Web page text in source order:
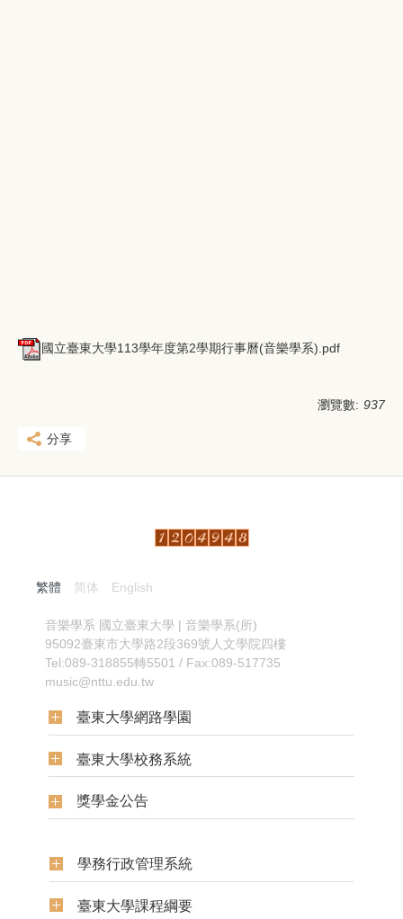
國立臺東大學113學年度第2學期行事曆(音樂學系).pdf
瀏覽數: 937
分享
繁體 简体
English
音樂學系 國立臺東大學 | 音樂學系(所)
95092臺東市大學路2段369號人文學院四樓
Tel:089-318855轉5501 / Fax:089-517735
music@nttu.edu.tw
臺東大學網路學園
臺東大學校務系統
獎學金公告
學務行政管理系統
臺東大學課程綱要